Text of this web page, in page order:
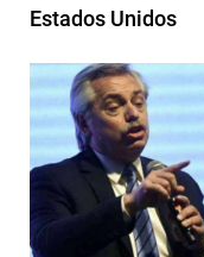
Estados Unidos